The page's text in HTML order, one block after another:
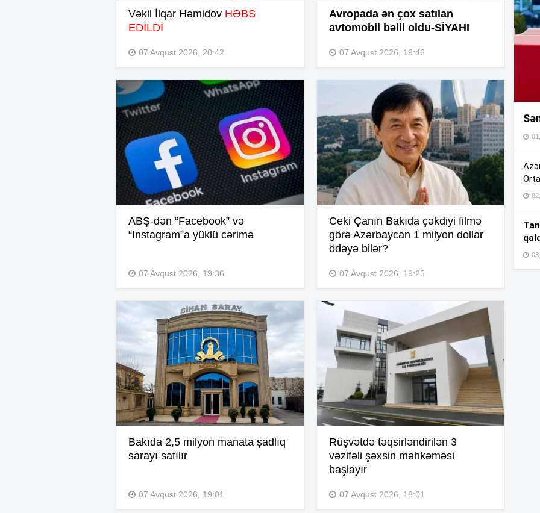
Vəkil İlqar Həmidov HƏBS
EDİLDİ
07 Avqust 2026, 20:42
Avropada ən çox satılan
avtomobil bəlli oldu-SİYAHI
07 Avqust 2026, 19:46
ABŞ-dən “Facebook” və
“Instagram”a yüklü cərimə
07 Avqust 2026, 19:36
Ceki Çanın Bakıda çəkdiyi filmə
görə Azərbaycan 1 milyon dollar
ödəyə bilər?
07 Avqust 2026, 19:25
Bakıda 2,5 milyon manata şadlıq
sarayı satılır
07 Avqust 2026, 19:01
Rüşvətdə təqsirləndirilən 3
vəzifəli şəxsin məhkəməsi
başlayır
07 Avqust 2026, 18:01